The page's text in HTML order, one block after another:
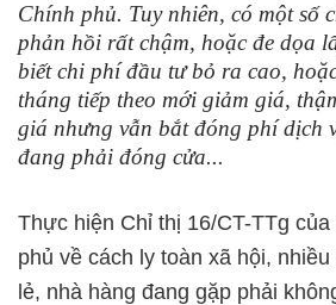
Chính phủ. Tuy nhiên, có một số
phản hồi rất chậm, hoặc đe dọa
biết chi phí đầu tư bỏ ra cao,
tháng tiếp theo mới giảm giá,
giá nhưng vẫn bắt đóng phí dịch
đang phải đóng cửa...
Thực hiện Chỉ thị 16/CT-TTg
phủ về cách ly toàn xã hội,
lẻ, nhà hàng đang gặp phải